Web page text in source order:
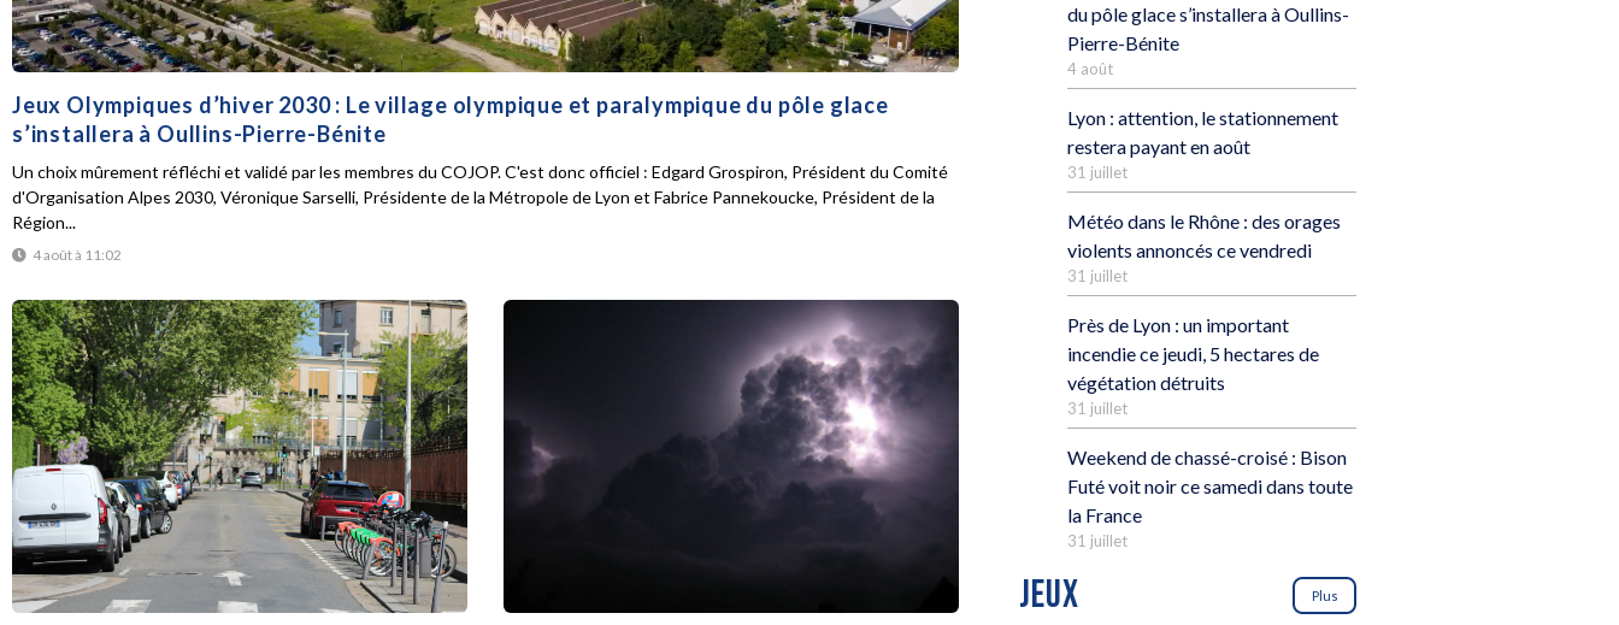
Jeux Olympiques d’hiver 2030 : Le village olympique et paralympique du pôle glace
s’installera à Oullins-Pierre-Bénite
4 août à 11:02
Un choix mûrement réfléchi et validé par les membres du COJOP. C'est donc officiel : Edgard Grospiron, Président du Comité
d'Organisation Alpes 2030, Véronique Sarselli, Présidente de la Métropole de Lyon et Fabrice Pannekoucke, Président de la
Région...
du pôle glace s’installera à Oullins-
Pierre-Bénite
4 août
Lyon : attention, le stationnement
restera payant en août
31 juillet
Météo dans le Rhône : des orages
violents annoncés ce vendredi
31 juillet
Près de Lyon : un important
incendie ce jeudi, 5 hectares de
végétation détruits
31 juillet
Weekend de chassé-croisé : Bison
Futé voit noir ce samedi dans toute
la France
31 juillet
JEUX Plus